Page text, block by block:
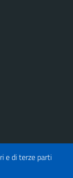
e di terze parti